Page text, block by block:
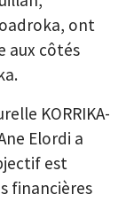
ont
aux côtés
KORRIKA-
Elordi a
est
financières